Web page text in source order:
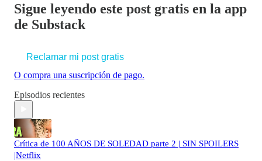
Sigue leyendo este post gratis en la app
de Substack
Reclamar mi post gratis
O compra una suscripción de pago.
Episodios recientes
Crítica de 100 AÑOS DE SOLEDAD parte 2 | SIN SPOILERS
|Netflix